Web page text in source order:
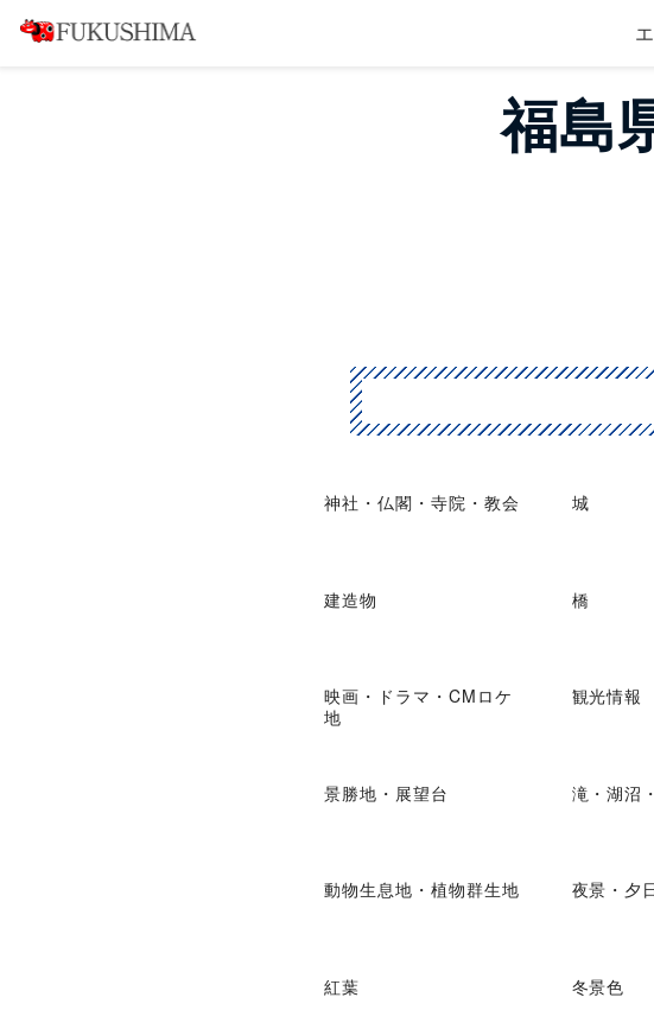
福島
神社・仏閣・寺院・教会 城
建造物 橋
映画・ドラマ・CMロケ
地
観光情報
景勝地・展望台 滝・湖沼
動物生息地・植物群生地 夜景・夕
紅葉 冬景色